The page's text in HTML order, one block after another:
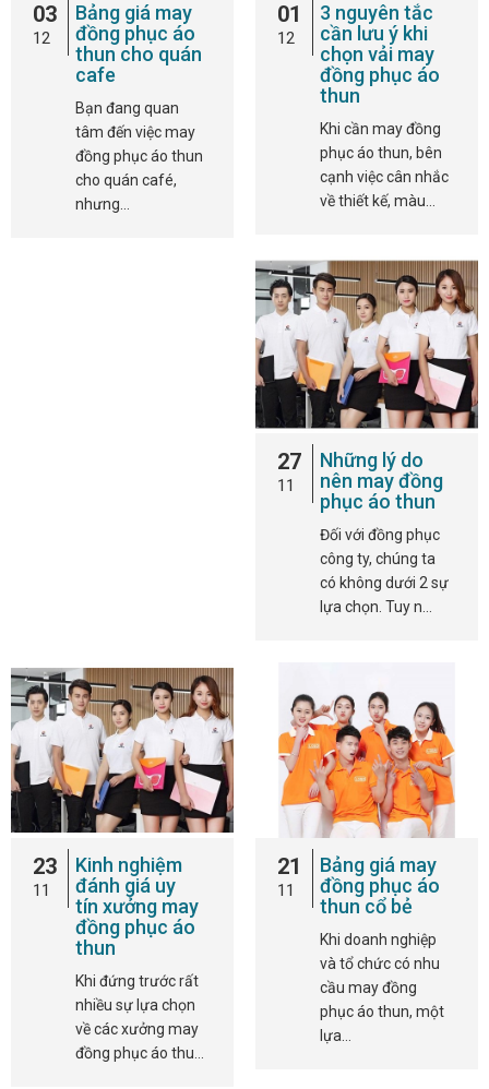
03
12
Bảng giá may
đồng phục áo
thun cho quán
cafe
Bạn đang quan
tâm đến việc may
đồng phục áo thun
cho quán café,
nhưng…
01
12
3 nguyên tắc
cần lưu ý khi
chọn vải may
đồng phục áo
thun
Khi cần may đồng
phục áo thun, bên
cạnh việc cân nhắc
về thiết kế, màu…
27
11
Những lý do
nên may đồng
phục áo thun
Đối với đồng phục
công ty, chúng ta
có không dưới 2 sự
lựa chọn. Tuy n…
23
11
Kinh nghiệm
đánh giá uy
tín xưởng may
đồng phục áo
thun
Khi đứng trước rất
nhiều sự lựa chọn
về các xưởng may
đồng phục áo thu…
21
11
Bảng giá may
đồng phục áo
thun cổ bẻ
Khi doanh nghiệp
và tổ chức có nhu
cầu may đồng
phục áo thun, một
lựa…